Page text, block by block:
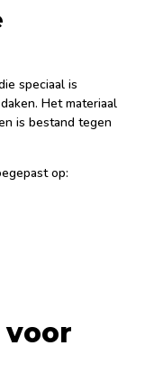
speciaal is
Het materiaal
is bestand tegen
op: